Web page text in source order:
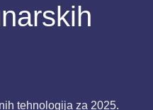
tehnologija za 2025.